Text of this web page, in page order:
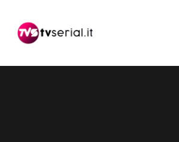
navigazione
contenuto
barra
primaria